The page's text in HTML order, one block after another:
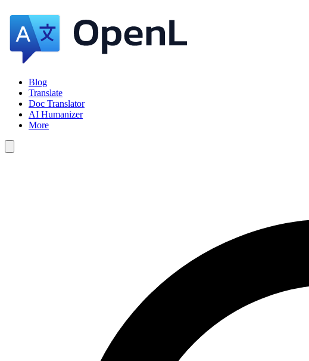
Blog
Translate
Doc Translator
AI Humanizer
More